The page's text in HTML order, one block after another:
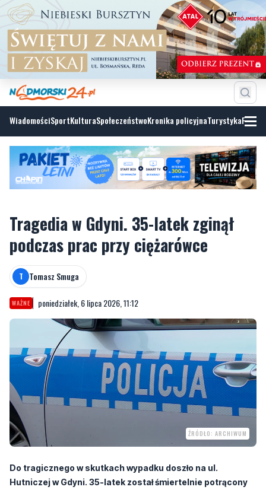
WiadomościSportKulturaSpołeczeństwoKronika policyjnaTurystyka
Tragedia w Gdyni. 35-latek zginął
podczas prac przy ciężarówce
T Tomasz Smuga
WAŻNE poniedziałek, 6 lipca 2026, 11:12
ŹRÓDŁO: ARCHIWUM
Do tragicznego w skutkach wypadku doszło na ul.
Hutniczej w Gdyni. 35-latek został śmiertelnie potrącony